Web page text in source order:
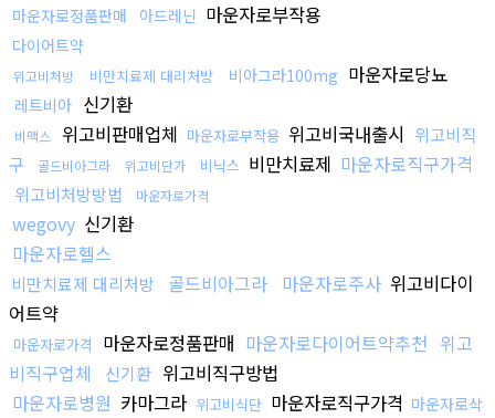
마운자로정품판매 아드레닌 마운자로부작용
다이어트약
위고비처방 비만치료제 대리처방 비아그라100mg 마운자로당뇨
레트비아 신기환
비맥스 위고비판매업체 마운자로부작용 위고비국내출시 위고비직
구
골드비아그라 위고비단가 비닉스 비만치료제 마운자로직구가격
위고비처방방법 마운자로가격
wegovy 신기환
마운자로헬스
비만치료제 대리처방 골드비아그라 마운자로주사 위고비다이
어트약
마운자로가격 마운자로정품판매 마운자로다이어트약추천 위고
비직구업체
신기환 위고비직구방법
마운자로병원 카마그라 위고비식단 마운자로직구가격 마운자로삭